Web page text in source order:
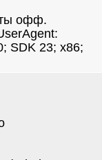
ты офф.
SDK 23; x86;